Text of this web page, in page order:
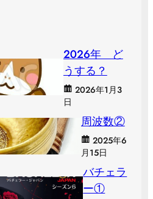
２０２６年 ど
うする？
2026年1月3
日
周波数②
2025年6
月15日
バチェラ
ー①